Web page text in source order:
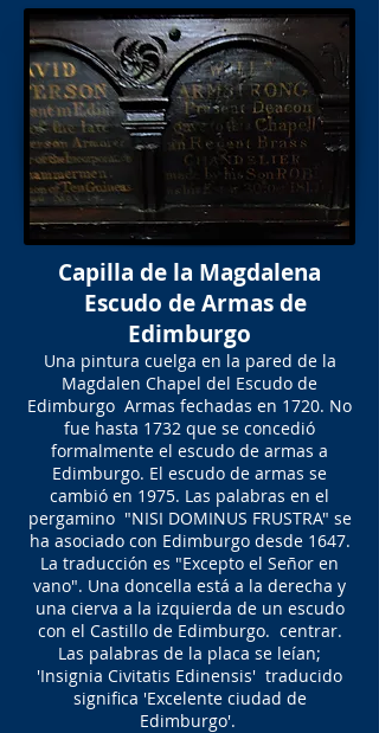
Capilla de la Magdalena
Escudo de Armas de
Edimburgo
Una pintura cuelga en la pared de la
Magdalen Chapel del Escudo de
Edimburgo Armas fechadas en 1720. No
fue hasta 1732 que se concedió
formalmente el escudo de armas a
Edimburgo. El escudo de armas se
cambió en 1975. Las palabras en el
pergamino "NISI DOMINUS FRUSTRA" se
ha asociado con Edimburgo desde 1647.
La traducción es "Excepto el Señor en
vano". Una doncella está a la derecha y
una cierva a la izquierda de un escudo
con el Castillo de Edimburgo. centrar.
Las palabras de la placa se leían;
'Insignia Civitatis Edinensis' traducido
significa 'Excelente ciudad de
Edimburgo'.